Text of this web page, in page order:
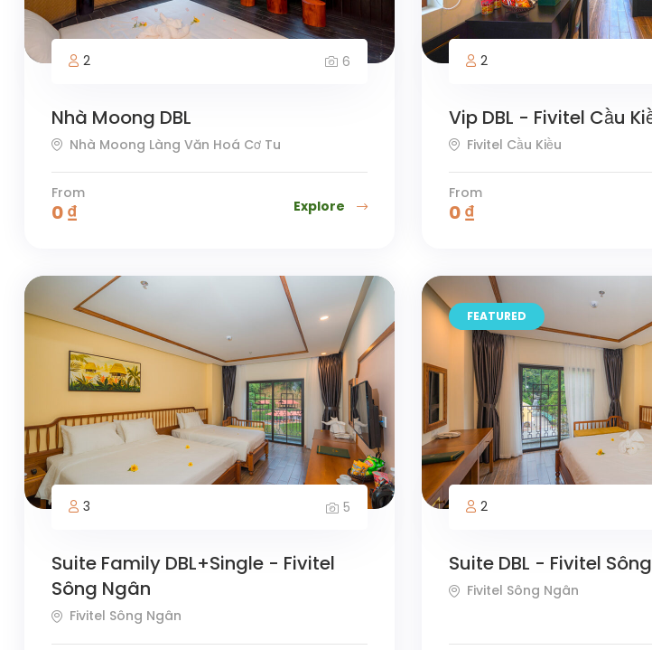
2 6
Nhà Moong DBL
Nhà Moong Làng Văn Hoá Cơ Tu
From
0₫ Explore
2
Vip DBL - Fivitel Cầu
Fivitel Cầu Kiều
From
0₫
3 5
Suite Family DBL+Single - Fivitel
Sông Ngân
Fivitel Sông Ngân
FEATURED
2
Suite DBL - Fivitel
Fivitel Sông Ngân